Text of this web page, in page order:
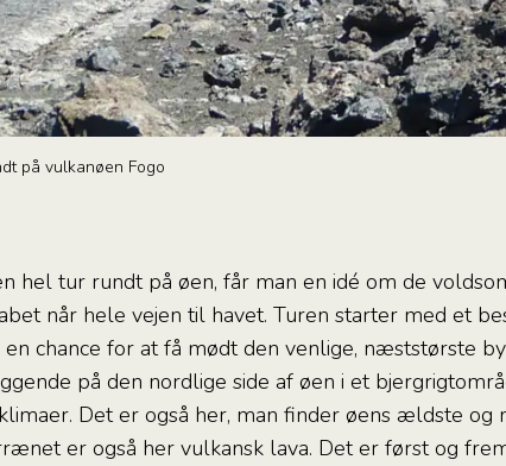
på vulkanøen Fogo
hel tur rundt på øen, får man en idé om de
når hele vejen til havet. Turen starter med et
en chance for at få mødt den venlige, næststørste
på den nordlige side af øen i et
Det er også her, man finder øens ældste og
er også her vulkansk lava. Det er først og